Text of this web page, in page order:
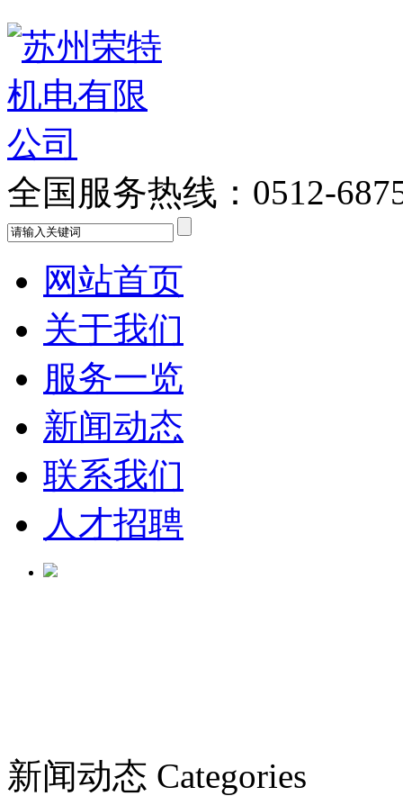
全国服务热线： 0512-
网站首页
关于我们
服务一览
新闻动态
联系我们
人才招聘
新闻动态 Categories